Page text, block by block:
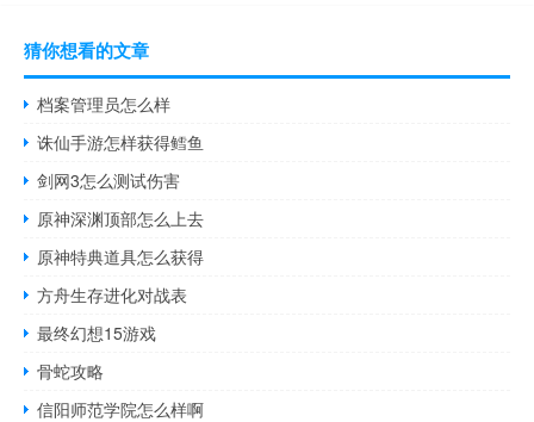
猜你想看的文章
档案管理员怎么样
诛仙手游怎样获得鳕鱼
剑网3怎么测试伤害
原神深渊顶部怎么上去
原神特典道具怎么获得
方舟生存进化对战表
最终幻想15游戏
骨蛇攻略
信阳师范学院怎么样啊